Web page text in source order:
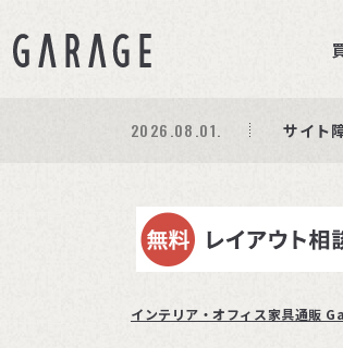
期間限
商品ペ
2026.08.01. サイト
インテリア・オフィス家具通販